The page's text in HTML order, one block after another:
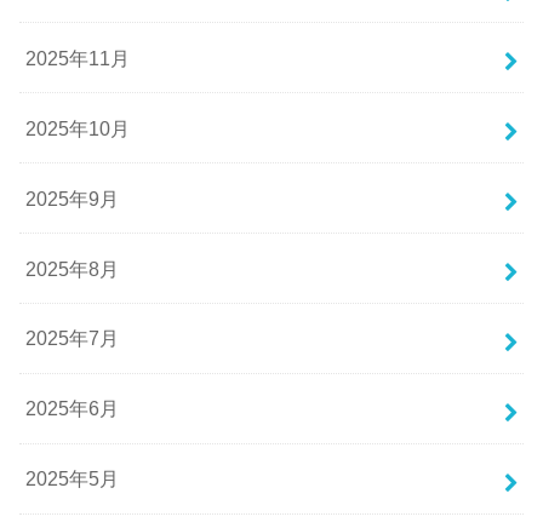
2025年11月
2025年10月
2025年9月
2025年8月
2025年7月
2025年6月
2025年5月